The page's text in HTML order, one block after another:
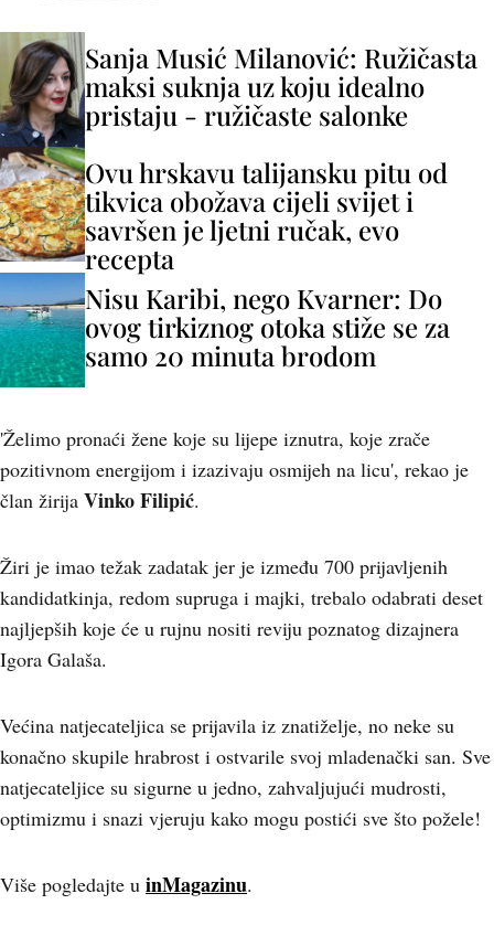
Sanja Musić Milanović: Ružičasta
maksi suknja uz koju idealno
pristaju - ružičaste salonke
Ovu hrskavu talijansku pitu od
tikvica obožava cijeli svijet i
savršen je ljetni ručak, evo
recepta
Nisu Karibi, nego Kvarner: Do
ovog tirkiznog otoka stiže se za
samo 20 minuta brodom
'Želimo pronaći žene koje su lijepe iznutra, koje zrače
pozitivnom energijom i izazivaju osmijeh na licu', rekao je
član žirija Vinko Filipić.
Žiri je imao težak zadatak jer je između 700 prijavljenih
kandidatkinja, redom supruga i majki, trebalo odabrati deset
najljepših koje će u rujnu nositi reviju poznatog dizajnera
Igora Galaša.
Većina natjecateljica se prijavila iz znatiželje, no neke su
konačno skupile hrabrost i ostvarile svoj mladenački san. Sve
natjecateljice su sigurne u jedno, zahvaljujući mudrosti,
optimizmu i snazi vjeruju kako mogu postići sve što požele!
Više pogledajte u inMagazinu.